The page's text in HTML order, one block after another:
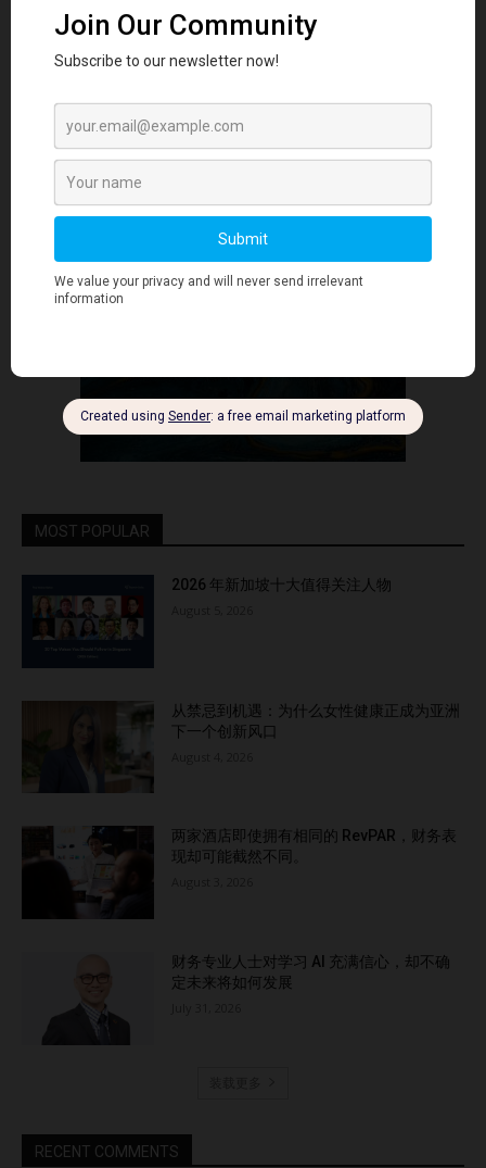
认识创始人
MOST POPULAR
2026 年新加坡十大值得关注人物
从禁忌到机遇：为什么女性健康正成为亚洲
下一个创新风口
两家酒店即使拥有相同的 RevPAR，财务表
现却可能截然不同。
财务专业人士对学习 AI 充满信心，却不确
定未来将如何发展
RECENT COMMENTS